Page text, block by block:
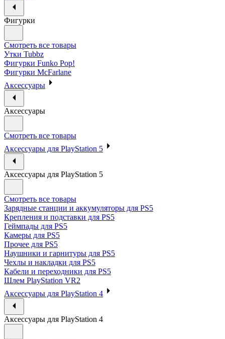
Фигурки
Смотреть все товары
Утки Tubbz
Фигурки Funko Pop!
Фигурки McFarlane
Аксессуары
Аксессуары
Смотреть все товары
Аксессуары для PlayStation 5
Аксессуары для PlayStation 5
Смотреть все товары
Зарядные станции и аккумуляторы для PS5
Крепления и подставки для PS5
Геймпады для PS5
Камеры для PS5
Прочее для PS5
Наушники и гарнитуры для PS5
Чехлы и накладки для PS5
Кабели и переходники для PS5
Шлем PlayStation VR2
Аксессуары для PlayStation 4
Аксессуары для PlayStation 4